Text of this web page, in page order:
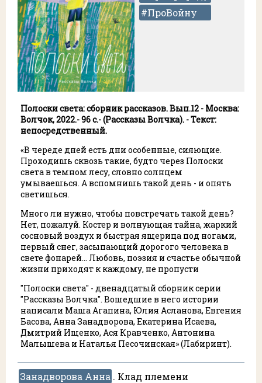
#ПроВойну
Полоски света: сборник рассказов. Вып.12 - Москва:
Волчок, 2022.- 96 с.- (Рассказы Волчка). - Текст:
непосредственный.
«В череде дней есть дни особенные, сияющие.
Проходишь сквозь такие, будто через Полоски
света в темном лесу, словно солнцем
умываешься. А вспомнишь такой день - и опять
светишься.
Много ли нужно, чтобы повстречать такой день?
Нет, пожалуй. Костер и волнующая тайна, жаркий
сосновый воздух и быстрая ящерица под ногами,
первый снег, засыпающий дорогого человека в
свете фонарей… Любовь, поэзия и счастье обычной
жизни приходят к каждому, не пропусти
"Полоски света" - двенадцатый сборник серии
"Рассказы Волчка". Вошедшие в него истории
написали Маша Агапина, Юлия Асланова, Евгения
Басова, Анна Занадворова, Екатерина Исаева,
Дмитрий Ищенко, Ася Кравченко, Антонина
Малышева и Наталья Песочинская» (Лабиринт).
Занадворова Анна . Клад племени